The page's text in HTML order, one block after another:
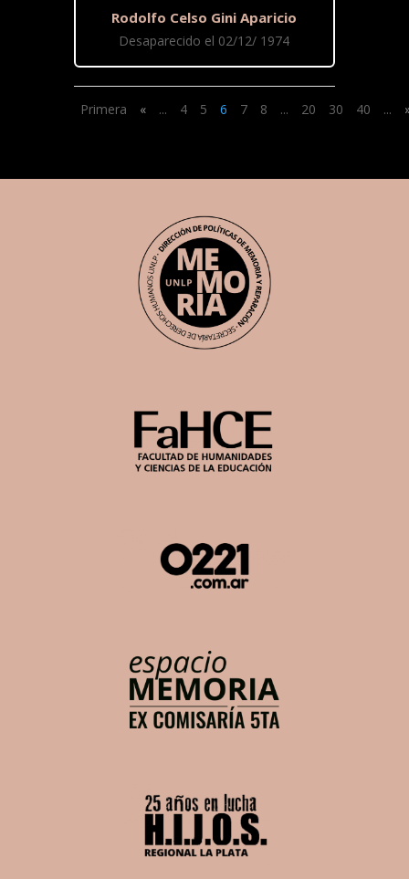
Rodolfo Celso Gini Aparicio
Desaparecido el 02/12/ 1974
Primera « ... 4 5 6 7 8 ... 20 30 40 ...